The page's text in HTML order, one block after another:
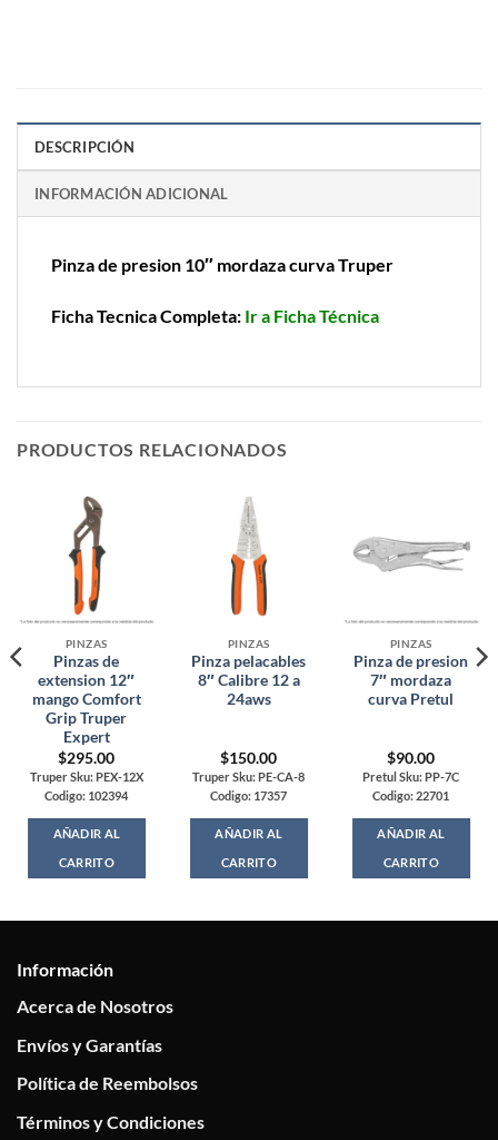
DESCRIPCIÓN
INFORMACIÓN ADICIONAL
Pinza de presion 10″ mordaza curva Truper
Ficha Tecnica Completa: Ir a Ficha Técnica
PRODUCTOS RELACIONADOS
PINZAS
Pinzas de
extension 12″
mango Comfort
Grip Truper
Expert
$295.00
Truper Sku: PEX-12X
Codigo: 102394
AÑADIR AL
CARRITO
PINZAS
Pinza pelacables
8″ Calibre 12 a
24aws
$150.00
Truper Sku: PE-CA-8
Codigo: 17357
AÑADIR AL
CARRITO
PINZAS
Pinza de presion
7″ mordaza
curva Pretul
$90.00
Pretul Sku: PP-7C
Codigo: 22701
AÑADIR AL
CARRITO
Información
Acerca de Nosotros
Envíos y Garantías
Política de Reembolsos
Términos y Condiciones